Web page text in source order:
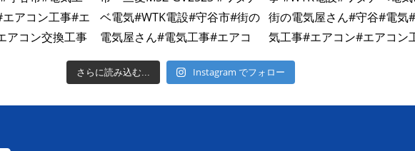
さらに読み込む... Instagram でフォロー